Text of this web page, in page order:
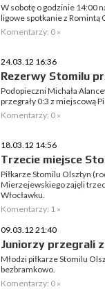
W sobotę o godzinie 14:00
ligowe spotkanie z Romintą
Komentarzy: 0 »
24.03.12 16:36
Rezerwy Stomilu
Podopieczni Michała
przegrały 0:3 z miejscową
Komentarzy: 0 »
18.03.12 14:56
Trzecie miejsce
Piłkarze Stomilu Olsztyn
Mierzejewskiego zajęli
Włocławku.
Komentarzy: 1 »
09.03.12 21:40
Juniorzy przegrali
Młodzi piłkarze Stomilu
bezbramkowo.
Komentarzy: 0 »